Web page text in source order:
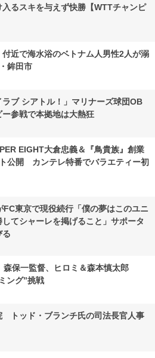
入るスキを与えず快勝【WTTチャンピ
付近で海水浴のベトナム人男性2人が溺
鉾田市
ブ シアトル！」マリナーズ球団OB
ー参戦で本拠地は大熱狂
EIGHT大倉忠義＆『鳥貴族』創業
公開 カンテレ特番でバラエティー初
FC東京で現役続行「僕の夢はこのユニ
てシャーレを掲げること」サポータ
る
森保一監督、ヒロミ＆森本慎太郎
ング”挑戦
トッド・ブランチ氏の司法長官人事